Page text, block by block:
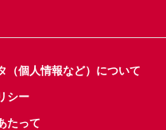
（個人情報など）について
シー
たって